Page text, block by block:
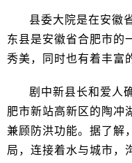
县委大院是在安徽
东县是安徽省合肥市的
秀美，同时也有着丰富
剧中新县长和爱人
肥市新站高新区的陶冲
兼顾防洪功能。据了解
局，连接着水与城市，